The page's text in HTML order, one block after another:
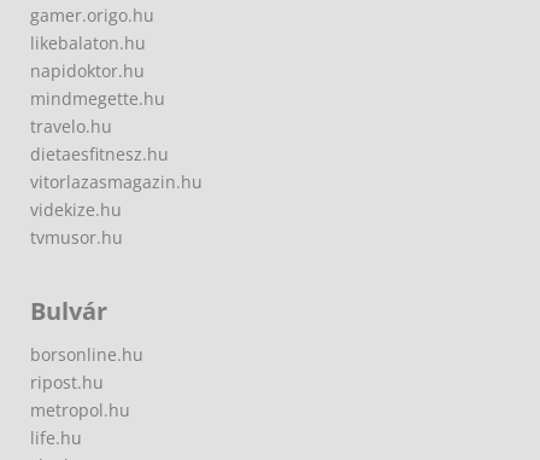
gamer.origo.hu
likebalaton.hu
napidoktor.hu
mindmegette.hu
travelo.hu
dietaesfitnesz.hu
vitorlazasmagazin.hu
videkize.hu
tvmusor.hu
Bulvár
borsonline.hu
ripost.hu
metropol.hu
life.hu